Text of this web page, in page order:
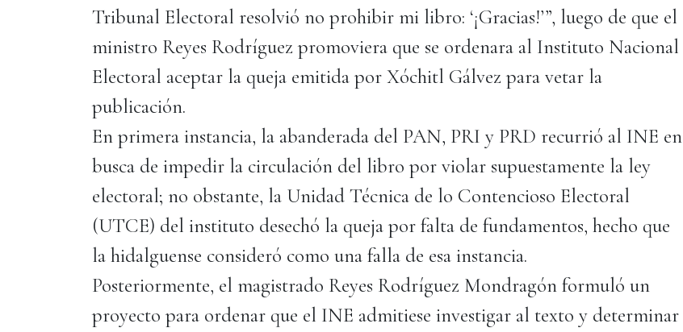
Tribunal Electoral resolvió no prohibir mi libro: ‘¡Gracias!’”, luego de que el
ministro Reyes Rodríguez promoviera que se ordenara al Instituto Nacional
Electoral aceptar la queja emitida por Xóchitl Gálvez para vetar la
publicación.
En primera instancia, la abanderada del PAN, PRI y PRD recurrió al INE en
busca de impedir la circulación del libro por violar supuestamente la ley
electoral; no obstante, la Unidad Técnica de lo Contencioso Electoral
(UTCE) del instituto desechó la queja por falta de fundamentos, hecho que
la hidalguense consideró como una falla de esa instancia.
Posteriormente, el magistrado Reyes Rodríguez Mondragón formuló un
proyecto para ordenar que el INE admitiese investigar al texto y determinar